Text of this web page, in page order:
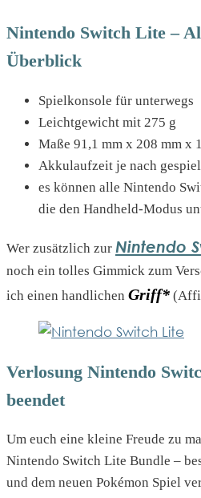
Nintendo Switch Lite –
Überblick
Spielkonsole für unterwegs
Leichtgewicht mit 275 g
Maße 91,1 mm x 208 mm x
Akkulaufzeit je nach
es können alle Nintendo
die den Handheld-Modus
Wer zusätzlich zur Nintendo
noch ein tolles Gimmick zum
ich einen handlichen Griff*
Verlosung Nintendo
beendet
Um euch eine kleine Freude zu
Nintendo Switch Lite Bundle –
und dem neuen Pokémon Spiel